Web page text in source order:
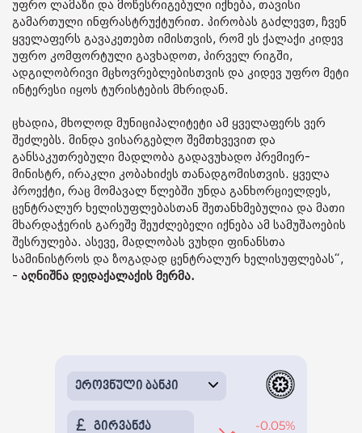
უფრო ლამაზი და მოწესრიგებული იქნება, თავისი
გამართული ინფრასტრუქტურით. პირობას გაძლევთ, ჩვენ
ყველაფერს გავაკეთებთ იმისთვის, რომ ეს ქალაქი კიდევ
უფრო კომფორტული გავხადოთ, პირველ რიგში,
ადგილობრივი მცხოვრებლებისთვის და კიდევ უფრო მეტი
ინტერესი იყოს ტურისტების მხრიდან.
ცხადია, მხოლოდ მუნიციპალიტეტი ამ ყველაფერს ვერ
შეძლებს. მინდა ვისარგებლო შემთხვევით და
განსაკუთრებული მადლობა გადავუხადო პრემიერ-
მინისტრ, ირაკლი კობახიძეს თანადგომისთვის. ყველა
პროექტი, რაც მომავალ წლებში უნდა განხორციელდეს,
ცენტრალურ ხელისუფლებასთან შეთანხმებულია და მათი
მხარდაჭერის გარეშე შეუძლებელი იქნება ამ სამუშაოების
შესრულება. ასევე, მადლობას ვუხდი ფინანსთა
სამინისტროს და ზოგადად ცენტრალურ ხელისუფლებას“,
- აღნიშნა დედაქალაქის მერმა.